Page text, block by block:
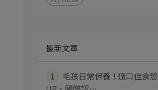
最新文章
1
毛孩日常保養 ! 適口佳食慾